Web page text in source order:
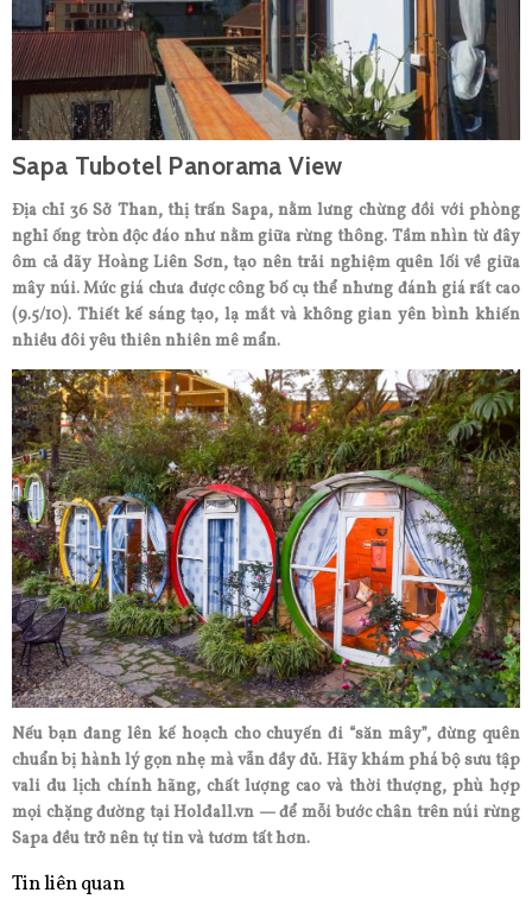
Sapa Tubotel Panorama View
Địa chỉ 36 Sở Than, thị trấn Sapa, nằm lưng chừng đồi với phòng
nghỉ ống tròn độc đáo như nằm giữa rừng thông. Tầm nhìn từ đây
ôm cả dãy Hoàng Liên Sơn, tạo nên trải nghiệm quên lối về giữa
mây núi. Mức giá chưa được công bố cụ thể nhưng đánh giá rất cao
(9.5/10). Thiết kế sáng tạo, lạ mắt và không gian yên bình khiến
nhiều đôi yêu thiên nhiên mê mẩn.
Nếu bạn đang lên kế hoạch cho chuyến đi “săn mây”, đừng quên
chuẩn bị hành lý gọn nhẹ mà vẫn đầy đủ. Hãy khám phá bộ sưu tập
vali du lịch chính hãng, chất lượng cao và thời thượng, phù hợp
mọi chặng đường tại Holdall.vn — để mỗi bước chân trên núi rừng
Sapa đều trở nên tự tin và tươm tất hơn.
Tin liên quan